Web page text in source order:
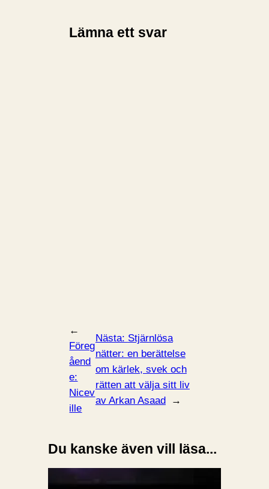
Lämna ett svar
←
Föreg
åend
e:
Nicev
ille
Nästa: Stjärnlösa
nätter: en berättelse
om kärlek, svek och
rätten att välja sitt liv
av Arkan Asaad
→
Du kanske även vill läsa...